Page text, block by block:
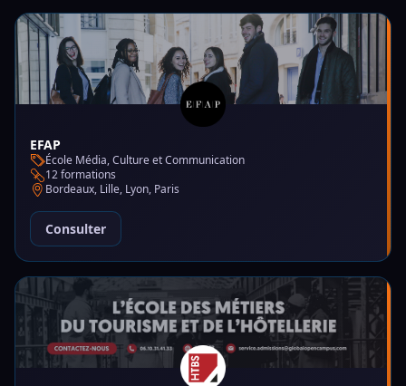
EFAP
École Média, Culture et Communication
12 formations
Bordeaux, Lille, Lyon, Paris
Consulter